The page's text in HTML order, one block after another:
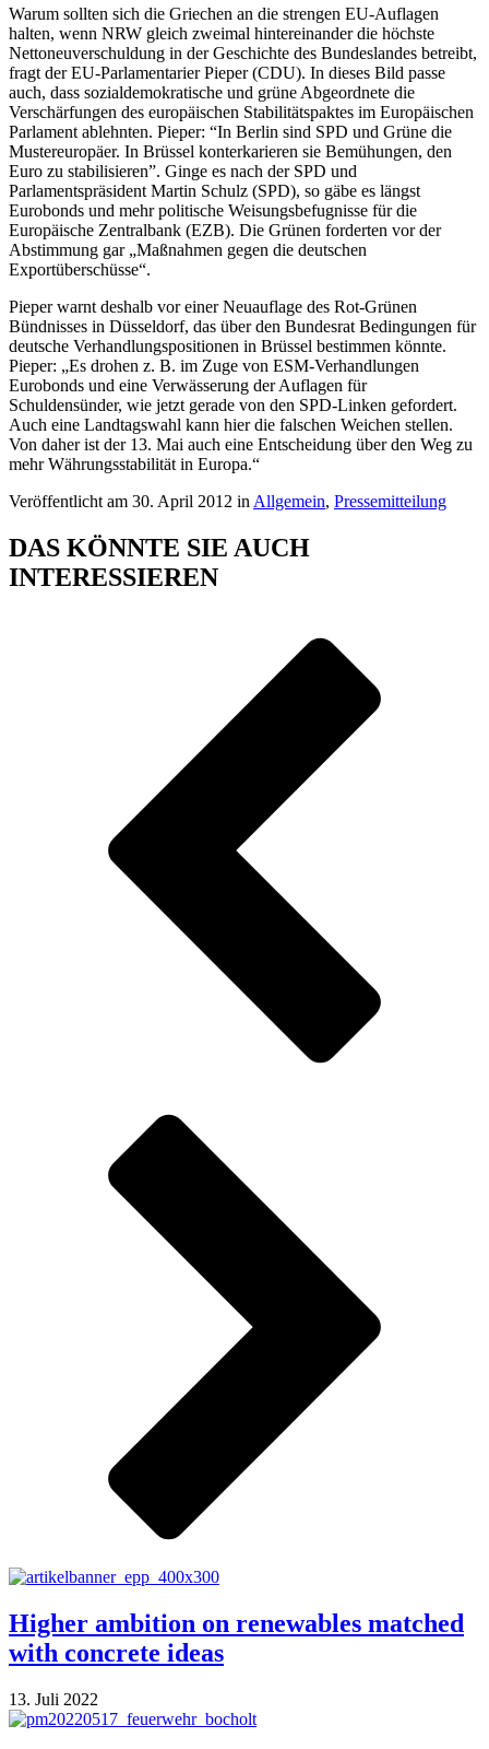
Warum sollten sich die Griechen an die strengen EU-Auflagen
halten, wenn NRW gleich zweimal hintereinander die höchste
Nettoneuverschuldung in der Geschichte des Bundeslandes betreibt,
fragt der EU-Parlamentarier Pieper (CDU). In dieses Bild passe
auch, dass sozialdemokratische und grüne Abgeordnete die
Verschärfungen des europäischen Stabilitätspaktes im Europäischen
Parlament ablehnten. Pieper: “In Berlin sind SPD und Grüne die
Mustereuropäer. In Brüssel konterkarieren sie Bemühungen, den
Euro zu stabilisieren”. Ginge es nach der SPD und
Parlamentspräsident Martin Schulz (SPD), so gäbe es längst
Eurobonds und mehr politische Weisungsbefugnisse für die
Europäische Zentralbank (EZB). Die Grünen forderten vor der
Abstimmung gar „Maßnahmen gegen die deutschen
Exportüberschüsse“.
Pieper warnt deshalb vor einer Neuauflage des Rot-Grünen
Bündnisses in Düsseldorf, das über den Bundesrat Bedingungen für
deutsche Verhandlungspositionen in Brüssel bestimmen könnte.
Pieper: „Es drohen z. B. im Zuge von ESM-Verhandlungen
Eurobonds und eine Verwässerung der Auflagen für
Schuldensünder, wie jetzt gerade von den SPD-Linken gefordert.
Auch eine Landtagswahl kann hier die falschen Weichen stellen.
Von daher ist der 13. Mai auch eine Entscheidung über den Weg zu
mehr Währungsstabilität in Europa.“
Veröffentlicht am 30. April 2012 in Allgemein, Pressemitteilung
DAS KÖNNTE SIE AUCH
INTERESSIEREN
Higher ambition on renewables matched
with concrete ideas
13. Juli 2022